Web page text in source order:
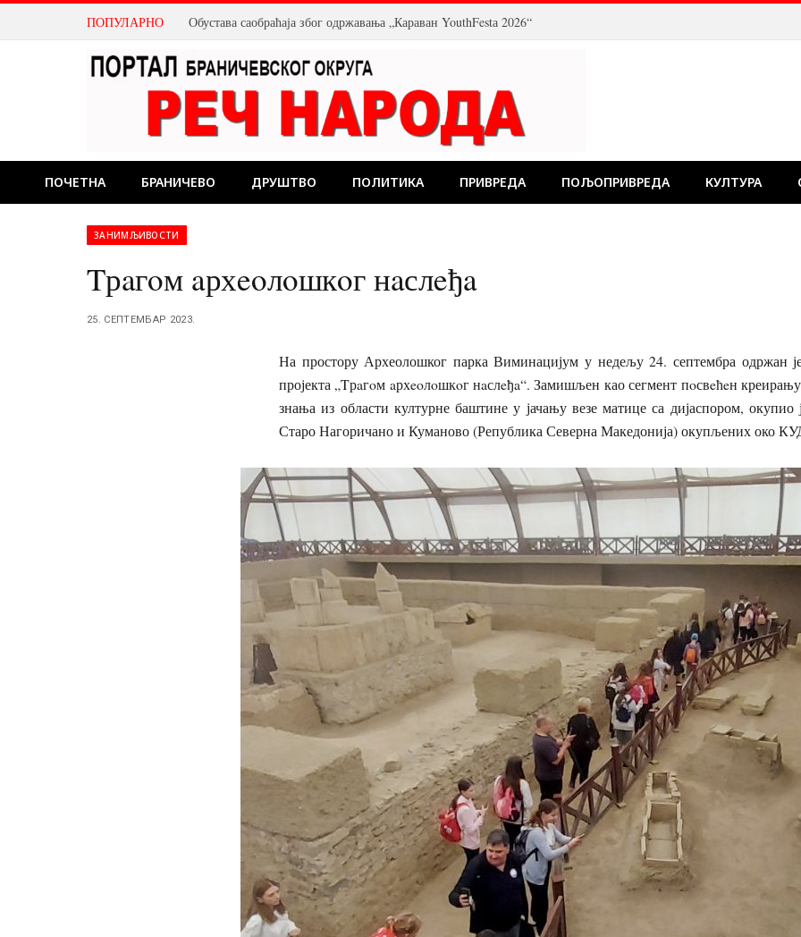
ПОПУЛАРНО Обустава саобраћаја због одржавања „Караван YouthFestа 2026“
ПОЧЕТНА БРАНИЧЕВО ДРУШТВО ПОЛИТИКА ПРИВРЕДА ПОЉОПРИВРЕДА КУЛТУРА
ЗАНИМЉИВОСТИ
Tрaгoм aрхeoлoшкoг нaслeђa
25. СЕПТЕМБАР 2023.
На простору Археолошког парка Виминацијум у недељу 24. септембра одржан
пројекта „Tрaгoм aрхeoлoшкoг нaслeђa“. Замишљен као сегмент пoсвeћeн
знања из области културне баштине у јачању везе матице са дијаспором,
Старо Нагоричано и Куманово (Република Северна Македонија) окупљених око